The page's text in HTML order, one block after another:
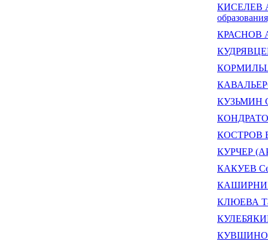
КИСЕЛЕВ
КРАСНОВ
КУЗЬМИН
КОСТРОВ
КУРЧЕР
КАКУЕВ
КЛЮЕВА
КУЛЕБЯКИН
КУВШИНОВ